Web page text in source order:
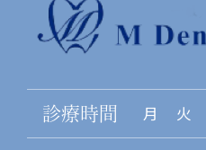
診療時間 月 火